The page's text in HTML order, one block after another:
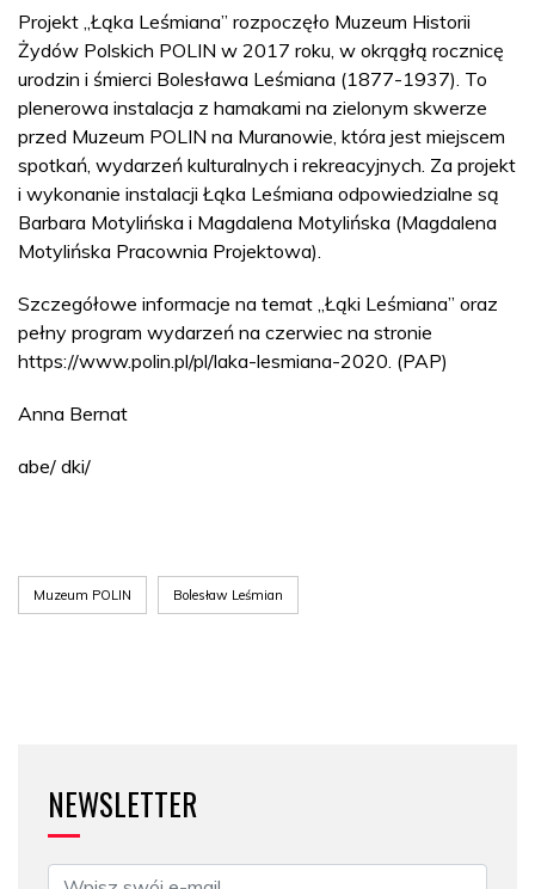
Projekt „Łąka Leśmiana” rozpoczęło Muzeum Historii
Żydów Polskich POLIN w 2017 roku, w okrągłą rocznicę
urodzin i śmierci Bolesława Leśmiana (1877-1937). To
plenerowa instalacja z hamakami na zielonym skwerze
przed Muzeum POLIN na Muranowie, która jest miejscem
spotkań, wydarzeń kulturalnych i rekreacyjnych. Za projekt
i wykonanie instalacji Łąka Leśmiana odpowiedzialne są
Barbara Motylińska i Magdalena Motylińska (Magdalena
Motylińska Pracownia Projektowa).
Szczegółowe informacje na temat „Łąki Leśmiana” oraz
pełny program wydarzeń na czerwiec na stronie
https://www.polin.pl/pl/laka-lesmiana-2020. (PAP)
Anna Bernat
abe/ dki/
Muzeum POLIN Bolesław Leśmian
NEWSLETTER